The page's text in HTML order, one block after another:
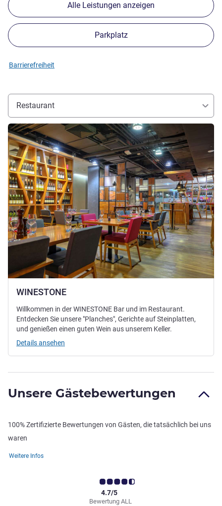
Alle Leistungen anzeigen
Parkplatz
Barrierefreiheit
Restaurant
WINESTONE
Details ansehen
Willkommen in der WINESTONE Bar und im Restaurant.
Entdecken Sie unsere "Planches", Gerichte auf Steinplatten,
und genießen einen guten Wein aus unserem Keller.
Details ansehen
Unsere Gästebewertungen
100% Zertifizierte Bewertungen von Gästen, die tatsächlich bei uns
waren
Weitere Infos
Bewertung ALL
4.7/5